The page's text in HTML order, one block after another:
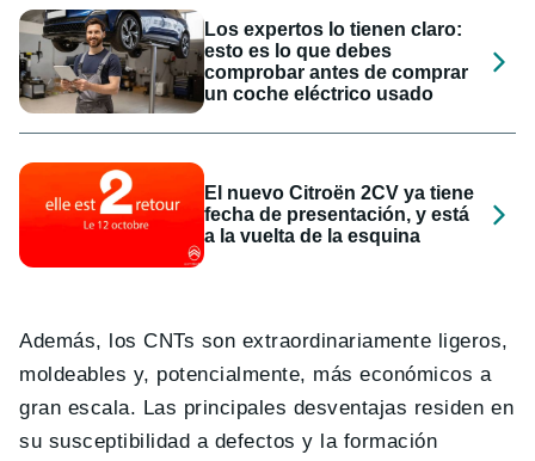
Los expertos lo tienen claro:
esto es lo que debes
comprobar antes de comprar
un coche eléctrico usado
El nuevo Citroën 2CV ya tiene
fecha de presentación, y está
a la vuelta de la esquina
Además, los CNTs son extraordinariamente ligeros,
moldeables y, potencialmente, más económicos a
gran escala. Las principales desventajas residen en
su susceptibilidad a defectos y la formación